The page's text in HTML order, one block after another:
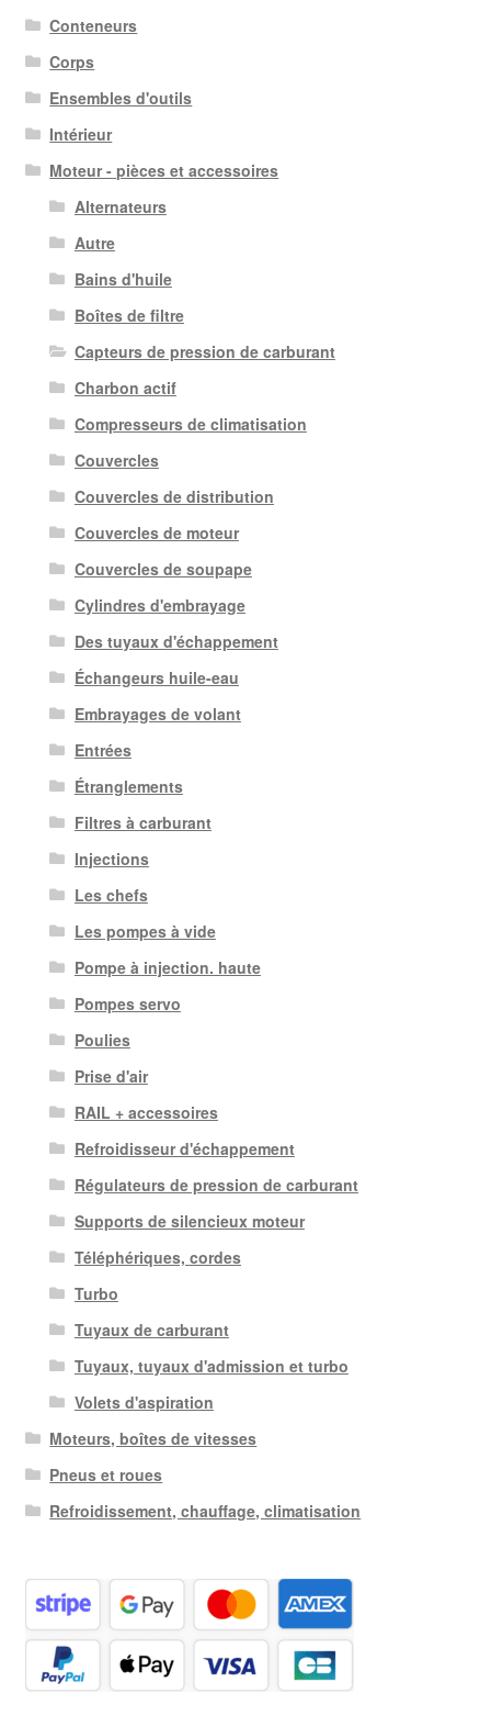
Conteneurs
Corps
Ensembles d'outils
Intérieur
Moteur - pièces et accessoires
Alternateurs
Autre
Bains d'huile
Boîtes de filtre
Capteurs de pression de carburant
Charbon actif
Compresseurs de climatisation
Couvercles
Couvercles de distribution
Couvercles de moteur
Couvercles de soupape
Cylindres d'embrayage
Des tuyaux d'échappement
Échangeurs huile-eau
Embrayages de volant
Entrées
Étranglements
Filtres à carburant
Injections
Les chefs
Les pompes à vide
Pompe à injection. haute
Pompes servo
Poulies
Prise d'air
RAIL + accessoires
Refroidisseur d'échappement
Régulateurs de pression de carburant
Supports de silencieux moteur
Téléphériques, cordes
Turbo
Tuyaux de carburant
Tuyaux, tuyaux d'admission et turbo
Volets d'aspiration
Moteurs, boîtes de vitesses
Pneus et roues
Refroidissement, chauffage, climatisation